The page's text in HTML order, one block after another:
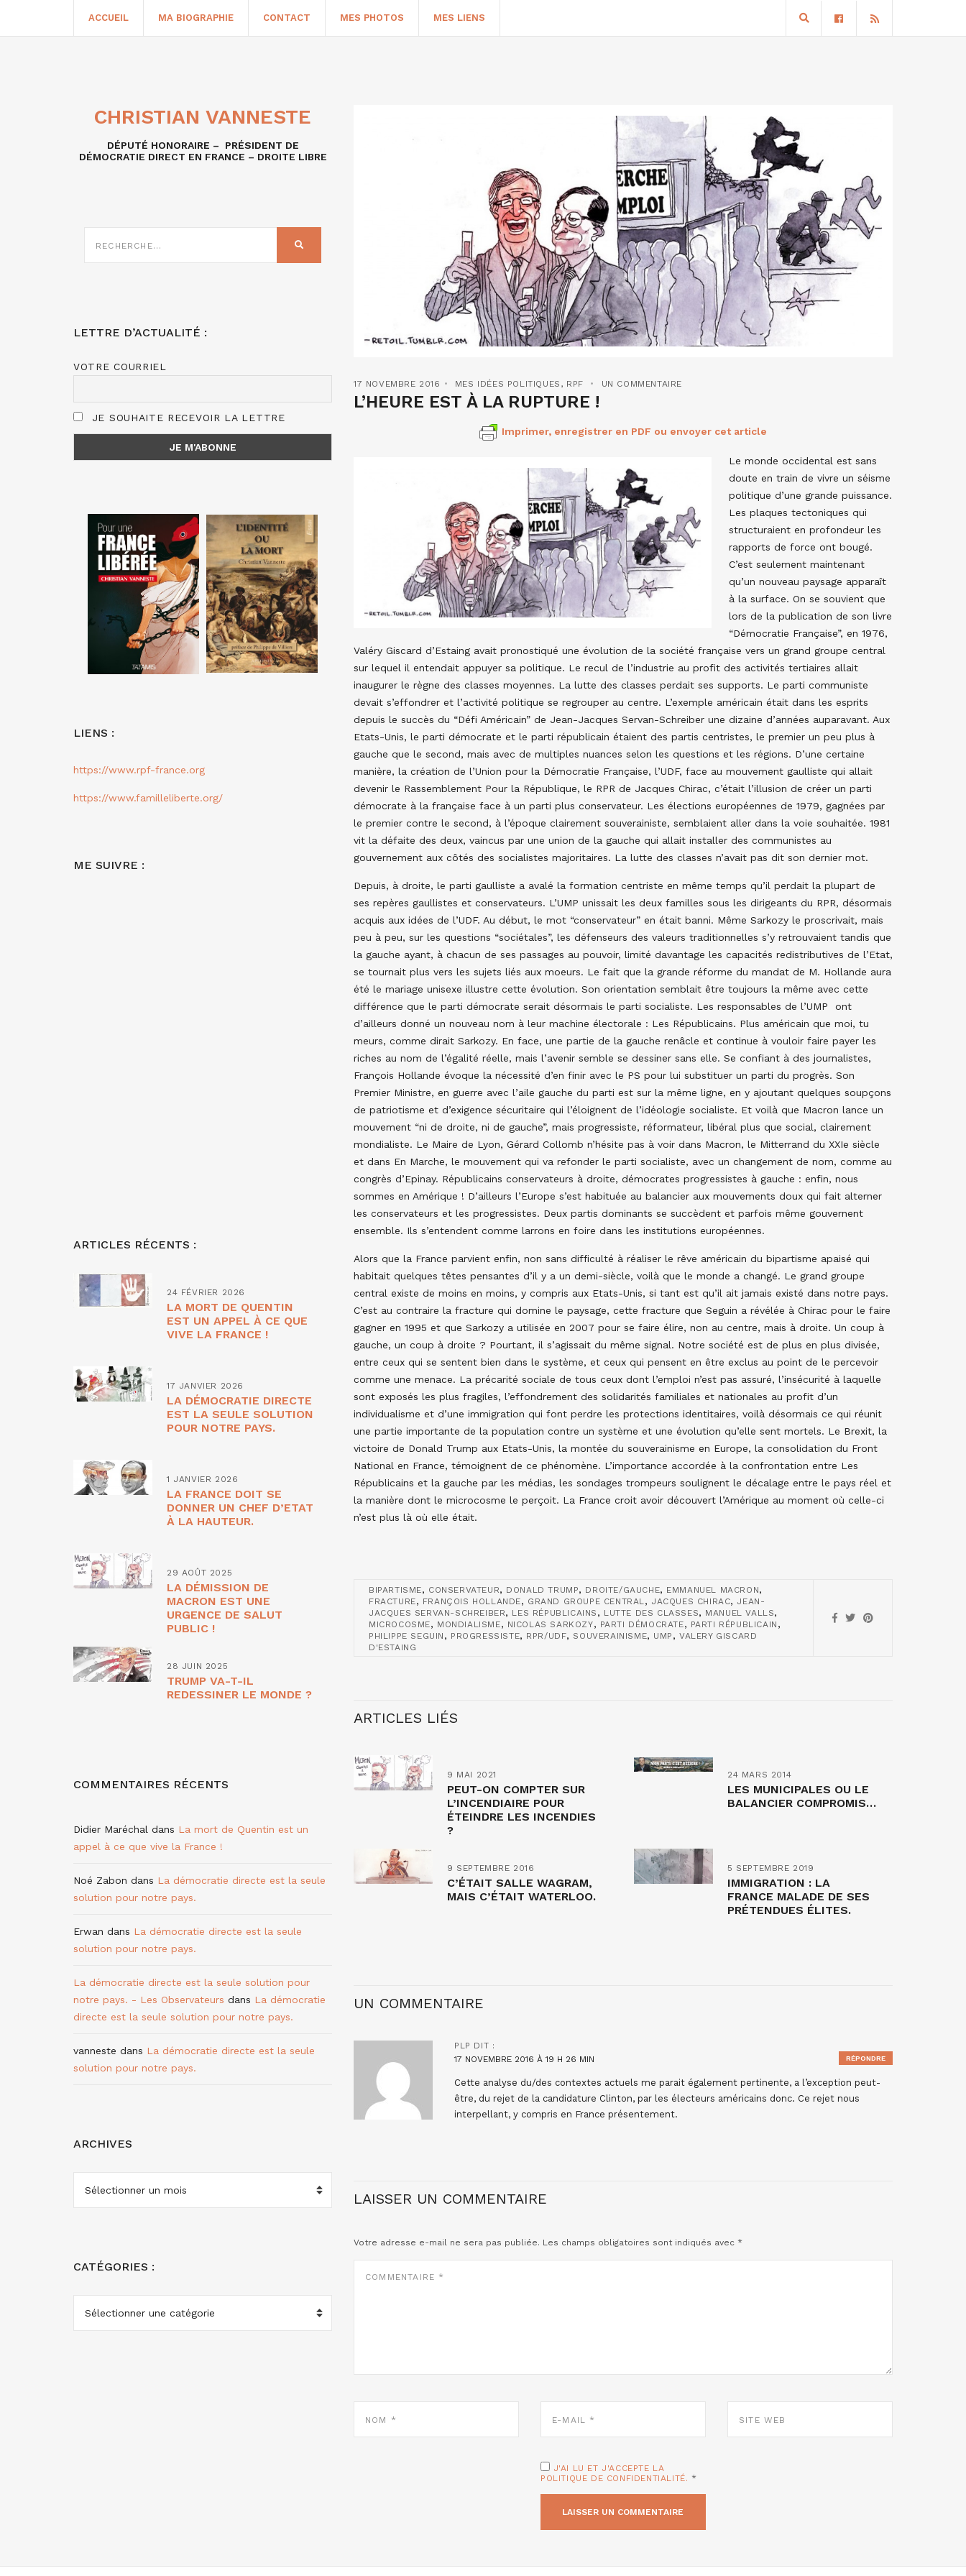
ACCUEIL MA BIOGRAPHIE CONTACT MES PHOTOS MES LIENS
17 NOVEMBRE 2016 MES IDÉES POLITIQUES , RPF UN COMMENTAIRE
L’HEURE EST À LA RUPTURE !
Imprimer, enregistrer en PDF ou envoyer cet article
Le monde occidental est sans
doute en train de vivre un séisme
politique d’une grande puissance.
Les plaques tectoniques qui
structuraient en profondeur les
rapports de force ont bougé.
C’est seulement maintenant
qu’un nouveau paysage apparaît
à la surface. On se souvient que
lors de la publication de son livre
“Démocratie Française”, en 1976,
Valéry Giscard d’Estaing avait pronostiqué une évolution de la société française vers un grand groupe central
sur lequel il entendait appuyer sa politique. Le recul de l’industrie au profit des activités tertiaires allait
inaugurer le règne des classes moyennes. La lutte des classes perdait ses supports. Le parti communiste
devait s’effondrer et l’activité politique se regrouper au centre. L’exemple américain était dans les esprits
depuis le succès du “Défi Américain” de Jean-Jacques Servan-Schreiber une dizaine d’années auparavant. Aux
Etats-Unis, le parti démocrate et le parti républicain étaient des partis centristes, le premier un peu plus à
gauche que le second, mais avec de multiples nuances selon les questions et les régions. D’une certaine
manière, la création de l’Union pour la Démocratie Française, l’UDF, face au mouvement gaulliste qui allait
devenir le Rassemblement Pour la République, le RPR de Jacques Chirac, c’était l’illusion de créer un parti
démocrate à la française face à un parti plus conservateur. Les élections européennes de 1979, gagnées par
le premier contre le second, à l’époque clairement souverainiste, semblaient aller dans la voie souhaitée. 1981
vit la défaite des deux, vaincus par une union de la gauche qui allait installer des communistes au
gouvernement aux côtés des socialistes majoritaires. La lutte des classes n’avait pas dit son dernier mot.
Depuis, à droite, le parti gaulliste a avalé la formation centriste en même temps qu’il perdait la plupart de
ses repères gaullistes et conservateurs. L’UMP unissait les deux familles sous les dirigeants du RPR, désormais
acquis aux idées de l’UDF. Au début, le mot “conservateur” en était banni. Même Sarkozy le proscrivait, mais
peu à peu, sur les questions “sociétales”, les défenseurs des valeurs traditionnelles s’y retrouvaient tandis que
la gauche ayant, à chacun de ses passages au pouvoir, limité davantage les capacités redistributives de l’Etat,
se tournait plus vers les sujets liés aux moeurs. Le fait que la grande réforme du mandat de M. Hollande aura
été le mariage unisexe illustre cette évolution. Son orientation semblait être toujours la même avec cette
différence que le parti démocrate serait désormais le parti socialiste. Les responsables de l’UMP ont
d’ailleurs donné un nouveau nom à leur machine électorale : Les Républicains. Plus américain que moi, tu
meurs, comme dirait Sarkozy. En face, une partie de la gauche renâcle et continue à vouloir faire payer les
riches au nom de l’égalité réelle, mais l’avenir semble se dessiner sans elle. Se confiant à des journalistes,
François Hollande évoque la nécessité d’en finir avec le PS pour lui substituer un parti du progrès. Son
Premier Ministre, en guerre avec l’aile gauche du parti est sur la même ligne, en y ajoutant quelques soupçons
de patriotisme et d’exigence sécuritaire qui l’éloignent de l’idéologie socialiste. Et voilà que Macron lance un
mouvement “ni de droite, ni de gauche”, mais progressiste, réformateur, libéral plus que social, clairement
mondialiste. Le Maire de Lyon, Gérard Collomb n’hésite pas à voir dans Macron, le Mitterrand du XXIe siècle
et dans En Marche, le mouvement qui va refonder le parti socialiste, avec un changement de nom, comme au
congrès d’Epinay. Républicains conservateurs à droite, démocrates progressistes à gauche : enfin, nous
sommes en Amérique ! D’ailleurs l’Europe s’est habituée au balancier aux mouvements doux qui fait alterner
les conservateurs et les progressistes. Deux partis dominants se succèdent et parfois même gouvernent
ensemble. Ils s’entendent comme larrons en foire dans les institutions européennes.
Alors que la France parvient enfin, non sans difficulté à réaliser le rêve américain du bipartisme apaisé qui
habitait quelques têtes pensantes d’il y a un demi-siècle, voilà que le monde a changé. Le grand groupe
central existe de moins en moins, y compris aux Etats-Unis, si tant est qu’il ait jamais existé dans notre pays.
C’est au contraire la fracture qui domine le paysage, cette fracture que Seguin a révélée à Chirac pour le faire
gagner en 1995 et que Sarkozy a utilisée en 2007 pour se faire élire, non au centre, mais à droite. Un coup à
gauche, un coup à droite ? Pourtant, il s’agissait du même signal. Notre société est de plus en plus divisée,
entre ceux qui se sentent bien dans le système, et ceux qui pensent en être exclus au point de le percevoir
comme une menace. La précarité sociale de tous ceux dont l’emploi n’est pas assuré, l’insécurité à laquelle
sont exposés les plus fragiles, l’effondrement des solidarités familiales et nationales au profit d’un
individualisme et d’une immigration qui font perdre les protections identitaires, voilà désormais ce qui réunit
une partie importante de la population contre un système et une évolution qu’elle sent mortels. Le Brexit, la
victoire de Donald Trump aux Etats-Unis, la montée du souverainisme en Europe, la consolidation du Front
National en France, témoignent de ce phénomène. L’importance accordée à la confrontation entre Les
Républicains et la gauche par les médias, les sondages trompeurs soulignent le décalage entre le pays réel et
la manière dont le microcosme le perçoit. La France croit avoir découvert l’Amérique au moment où celle-ci
n’est plus là où elle était.
BIPARTISME, CONSERVATEUR, DONALD TRUMP, DROITE/GAUCHE, EMMANUEL MACRON,
FRACTURE, FRANÇOIS HOLLANDE, GRAND GROUPE CENTRAL , JACQUES CHIRAC, JEAN-
JACQUES SERVAN-SCHREIBER, LES RÉPUBLICAINS , LUTTE DES CLASSES, MANUEL VALLS,
MICROCOSME, MONDIALISME, NICOLAS SARKOZY, PARTI DÉMOCRATE, PARTI RÉPUBLICAIN ,
PHILIPPE SEGUIN , PROGRESSISTE, RPR/UDF, SOUVERAINISME, UMP ,VALERY GISCARD
D'ESTAING
ARTICLES LIÉS
9 MAI 2021
PEUT-ON COMPTER SUR
L’INCENDIAIRE POUR
ÉTEINDRE LES INCENDIES
?
24 MARS 2014
LES MUNICIPALES OU LE
BALANCIER COMPROMIS…
9 SEPTEMBRE 2016
C’ÉTAIT SALLE WAGRAM,
MAIS C’ÉTAIT WATERLOO.
5 SEPTEMBRE 2019
IMMIGRATION : LA
FRANCE MALADE DE SES
PRÉTENDUES ÉLITES.
UN COMMENTAIRE
PLP DIT :
17 NOVEMBRE 2016 À 19 H 26 MIN
Cette analyse du/des contextes actuels me parait également pertinente, a l’exception peut-
être, du rejet de la candidature Clinton, par les électeurs américains donc. Ce rejet nous
interpellant, y compris en France présentement.
RÉPONDRE
LAISSER UN COMMENTAIRE
Votre adresse e-mail ne sera pas publiée. Les champs obligatoires sont indiqués avec *
COMMENTAIRE
NOM
E-
MAIL
SITE
WEB
J'AI LU ET J'ACCEPTE LA
POLITIQUE DE CONFIDENTIALITÉ. *
CHRISTIAN VANNESTE
DÉPUTÉ HONORAIRE – PRÉSIDENT DE
DÉMOCRATIE DIRECT EN FRANCE – DROITE LIBRE
SUR
LETTRE D’ACTUALITÉ :
VOTRE COURRIEL
JE SOUHAITE RECEVOIR LA LETTRE
LIENS :
https://www.rpf-france.org
https://www.familleliberte.org/
ME SUIVRE :
ARTICLES RÉCENTS :
24 FÉVRIER 2026
LA MORT DE QUENTIN
EST UN APPEL À CE QUE
VIVE LA FRANCE !
17 JANVIER 2026
LA DÉMOCRATIE DIRECTE
EST LA SEULE SOLUTION
POUR NOTRE PAYS.
1 JANVIER 2026
LA FRANCE DOIT SE
DONNER UN CHEF D’ETAT
À LA HAUTEUR.
29 AOÛT 2025
LA DÉMISSION DE
MACRON EST UNE
URGENCE DE SALUT
PUBLIC !
28 JUIN 2025
TRUMP VA-T-IL
REDESSINER LE MONDE ?
COMMENTAIRES RÉCENTS
Didier Maréchal dans La mort de Quentin est un
appel à ce que vive la France !
Noé Zabon dans La démocratie directe est la seule
solution pour notre pays.
Erwan dans La démocratie directe est la seule
solution pour notre pays.
La démocratie directe est la seule solution pour
notre pays. - Les Observateurs dans La démocratie
directe est la seule solution pour notre pays.
vanneste dans La démocratie directe est la seule
solution pour notre pays.
ARCHIVES
ARCHIVES
CATÉGORIES :
CATÉGORIES